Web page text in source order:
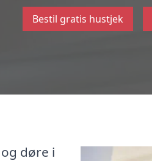
Bestil gratis hustjek
døre i